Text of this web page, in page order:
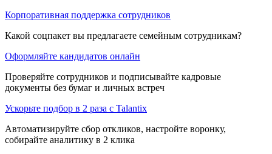
Корпоративная поддержка сотрудников
Какой соцпакет вы предлагаете семейным сотрудникам?
Оформляйте кандидатов онлайн
Проверяйте сотрудников и подписывайте кадровые
документы без бумаг и личных встреч
Ускорьте подбор в 2 раза с Talantix
Автоматизируйте сбор откликов, настройте воронку,
собирайте аналитику в 2 клика